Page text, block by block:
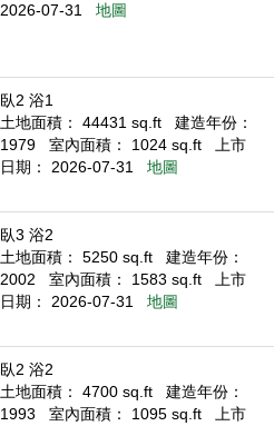
2026-07-31
地圖
臥2 浴1
土地面積： 44431 sq.ft
建造年份：
1979
室內面積： 1024 sq.ft
上市
日期： 2026-07-31
地圖
臥3 浴2
土地面積： 5250 sq.ft
建造年份：
2002
室內面積： 1583 sq.ft
上市
日期： 2026-07-31
地圖
臥2 浴2
土地面積： 4700 sq.ft
建造年份：
1993
室內面積： 1095 sq.ft
上市